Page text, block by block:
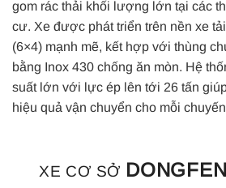
gom rác thải khối lượng lớn tại các
cư. Xe được phát triển trên nền xe
(6×4) mạnh mẽ, kết hợp với thùng
bằng Inox 430 chống ăn mòn. Hệ
suất lớn với lực ép lên tới 26 tấn
hiệu quả vận chuyển cho mỗi
XE CƠ SỞ